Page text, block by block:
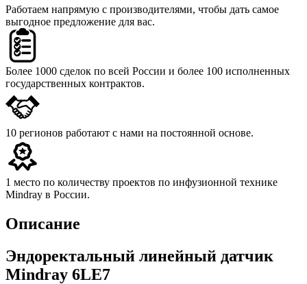
Работаем напрямую с производителями, чтобы дать самое
выгодное предложение для вас.
Более 1000 сделок по всей России и более 100 исполненных
государственных контрактов.
10 регионов работают с нами на постоянной основе.
1 место по количеству проектов по инфузионной технике
Mindray в России.
Описание
Эндоректальный линейный датчик
Mindray 6LE7